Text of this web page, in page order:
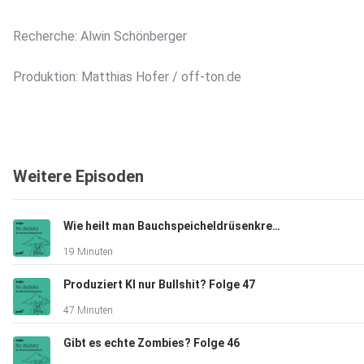
Recherche: Alwin Schönberger
Produktion: Matthias Hofer / off-ton.de
Weitere Episoden
Wie heilt man Bauchspeicheldrüsenkrebs? Folge 48
19 Minuten
Produziert KI nur Bullshit? Folge 47
47 Minuten
Gibt es echte Zombies? Folge 46